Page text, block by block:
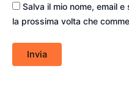
Salva il mio nome, email
la prossima volta che